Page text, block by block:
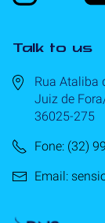
Talk to us
Rua Ataliba
Juiz de
36025-275
Fone: (32)
Email: